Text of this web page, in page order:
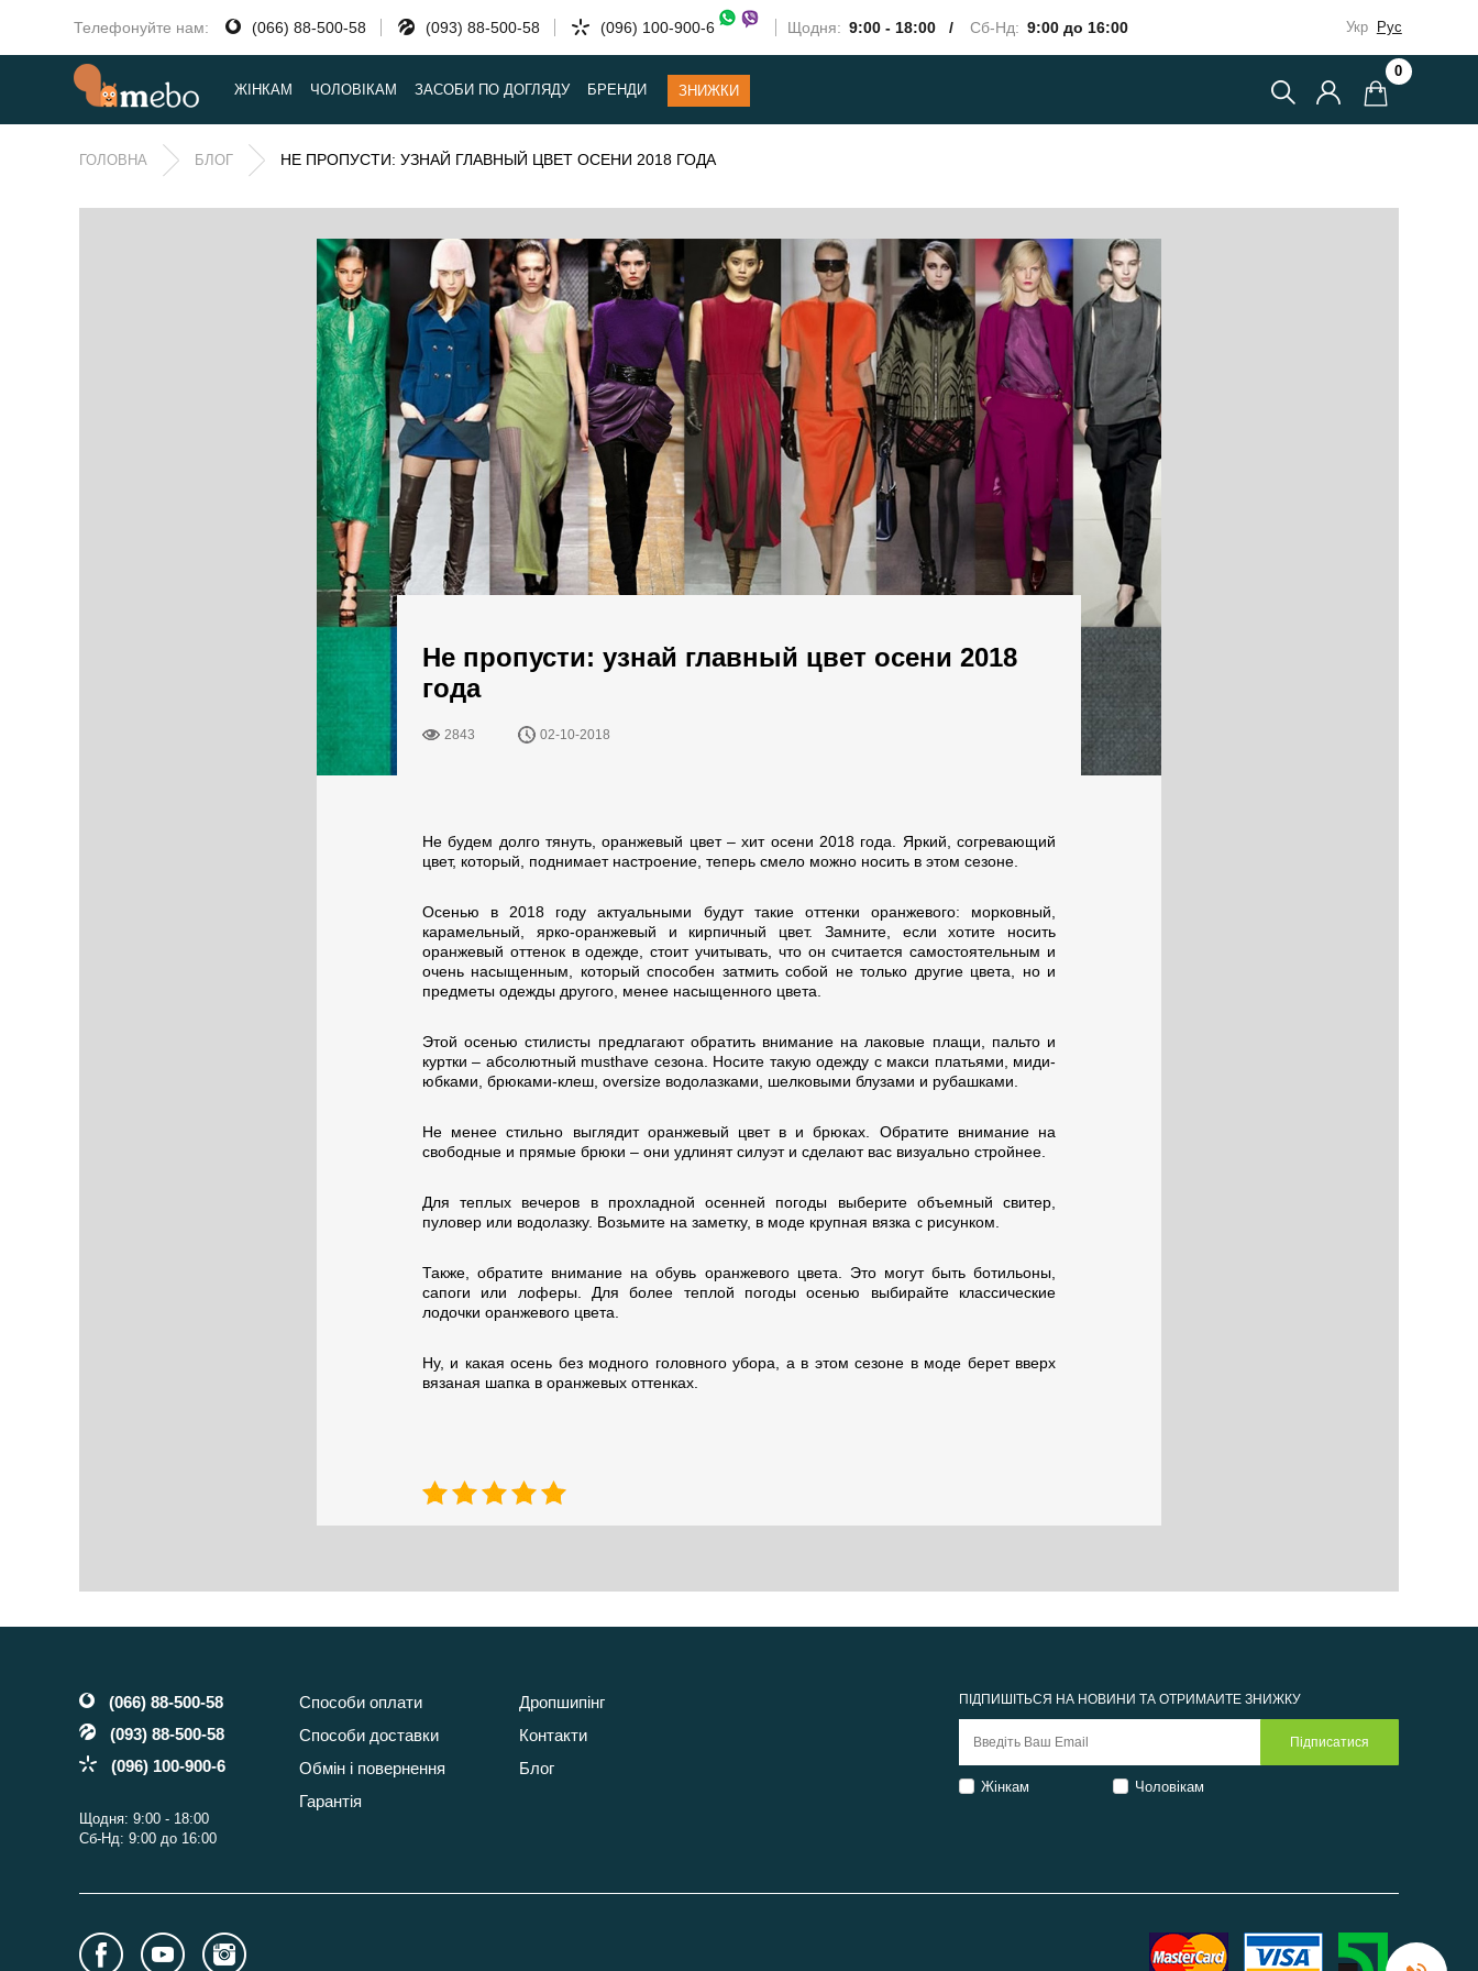
Телефонуйте нам: (066) 88-500-58 (093) 88-500-58 (096) 100-900-6 Щодня: 9:00 - 18:00 / Сб-Нд: 9:00 до 16:00 Укр Рус
ЖІНКАМ ЧОЛОВІКАМ ЗАСОБИ ПО ДОГЛЯДУ БРЕНДИ ЗНИЖКИ
0
ГОЛОВНА БЛОГ НЕ ПРОПУСТИ: УЗНАЙ ГЛАВНЫЙ ЦВЕТ ОСЕНИ 2018 ГОДА
Не пропусти: узнай главный цвет осени 2018
года
2843 02-10-2018
Не будем долго тянуть, оранжевый цвет – хит осени 2018 года. Яркий, согревающий
цвет, который, поднимает настроение, теперь смело можно носить в этом сезоне.
Осенью в 2018 году актуальными будут такие оттенки оранжевого: морковный,
карамельный, ярко-оранжевый и кирпичный цвет. Замните, если хотите носить
оранжевый оттенок в одежде, стоит учитывать, что он считается самостоятельным и
очень насыщенным, который способен затмить собой не только другие цвета, но и
предметы одежды другого, менее насыщенного цвета.
Этой осенью стилисты предлагают обратить внимание на лаковые плащи, пальто и
куртки – абсолютный musthave сезона. Носите такую одежду с макси платьями, миди-
юбками, брюками-клеш, oversize водолазками, шелковыми блузами и рубашками.
Не менее стильно выглядит оранжевый цвет в и брюках. Обратите внимание на
свободные и прямые брюки – они удлинят силуэт и сделают вас визуально стройнее.
Для теплых вечеров в прохладной осенней погоды выберите объемный свитер,
пуловер или водолазку. Возьмите на заметку, в моде крупная вязка с рисунком.
Также, обратите внимание на обувь оранжевого цвета. Это могут быть ботильоны,
сапоги или лоферы. Для более теплой погоды осенью выбирайте классические
лодочки оранжевого цвета.
Ну, и какая осень без модного головного убора, а в этом сезоне в моде берет вверх
вязаная шапка в оранжевых оттенках.
(066) 88-500-58
(093) 88-500-58
(096) 100-900-6
Щодня: 9:00 - 18:00
Сб-Нд: 9:00 до 16:00
Способи оплати
Способи доставки
Обмін і повернення
Гарантія
Дропшипінг
Контакти
Блог
ПІДПИШІТЬСЯ НА НОВИНИ ТА ОТРИМАЙТЕ ЗНИЖКУ
Жінкам Чоловікам